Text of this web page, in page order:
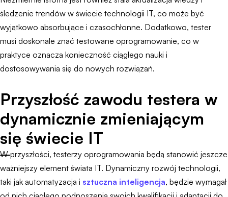
śledzenie trendów w świecie technologii IT, co może być
wyjątkowo absorbujące i czasochłonne. Dodatkowo, tester
musi doskonale znać testowane oprogramowanie, co w
praktyce oznacza konieczność ciągłego nauki i
dostosowywania się do nowych rozwiązań.
Przyszłość zawodu testera w
dynamicznie zmieniającym
się świecie IT
W przyszłości, testerzy oprogramowania będą stanowić jeszcze
ważniejszy element świata IT. Dynamiczny rozwój technologii,
taki jak automatyzacja i sztuczna inteligencja, będzie wymagał